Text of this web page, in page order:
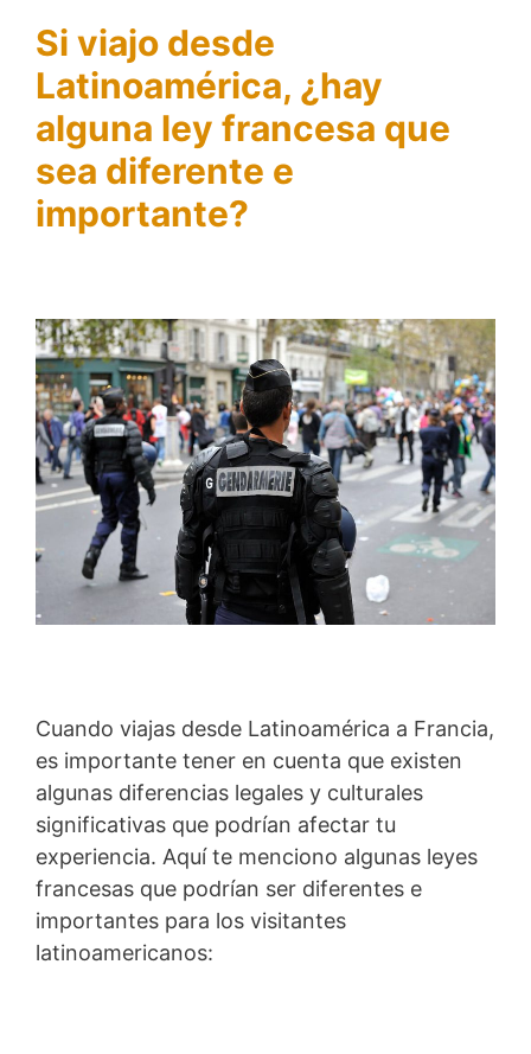
Si viajo desde
Latinoamérica, ¿hay
alguna ley francesa que
sea diferente e
importante?
Cuando viajas desde Latinoamérica a Francia,
es importante tener en cuenta que existen
algunas diferencias legales y culturales
significativas que podrían afectar tu
experiencia. Aquí te menciono algunas leyes
francesas que podrían ser diferentes e
importantes para los visitantes
latinoamericanos: